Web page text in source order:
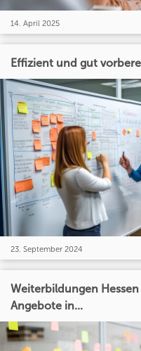
14. April 2025
Effizient und gut
23. September 2024
Weiterbildungen
Angebote in...